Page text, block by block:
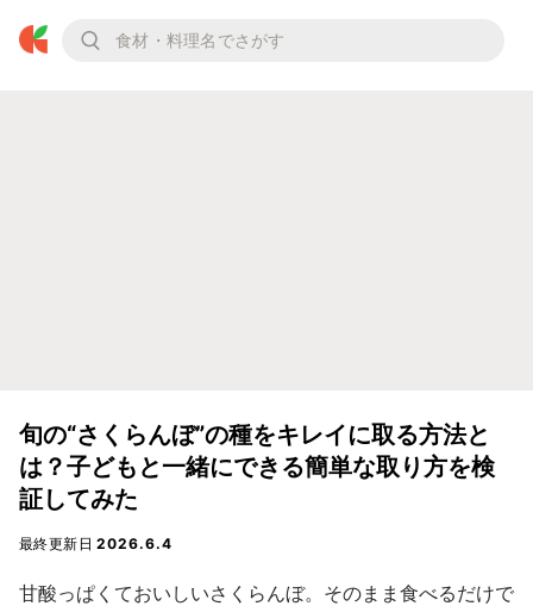
旬の“さくらんぼ”の種をキレイに取る方法と
は？子どもと一緒にできる簡単な取り方を検
証してみた
最終更新日2026.6.4
甘酸っぱくておいしいさくらんぼ。そのまま食べるだけで